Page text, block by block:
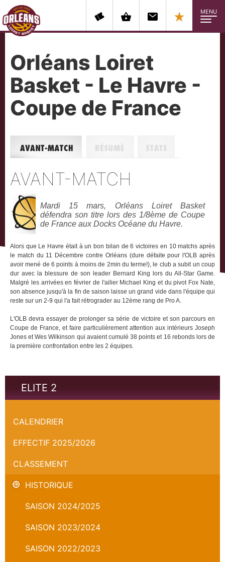
MENU
Orléans Loiret
Basket - Le Havre -
Coupe de France
AVANT-MATCH
Mardi 15 mars, Orléans Loiret Basket
défendra son titre lors des 1/8ème de Coupe
de France aux Docks Océane du Havre.
Alors que Le Havre était à un bon bilan de 6 victoires en 10 matchs après
le match du 11 Décembre contre Orléans (dure défaite pour l'OLB après
avoir mené de 6 points à moins de 2min du terme!), le club a subit un coup
dur avec la blessure de son leader Bernard King lors du All-Star Game.
Malgré les arrivées en février de l'ailier Michael King et du pivot Fox Nate,
son absence jusqu'à la fin de saison laisse un grand vide dans l'équipe qui
reste sur un 2-9 qui l'a fait rétrograder au 12ème rang de Pro A.
L'OLB devra essayer de prolonger sa série de victoire et son parcours en
Coupe de France, et faire particulièrement attention aux intérieurs Joseph
Jones et Wes Wilkinson qui avaient cumulé 38 points et 16 rebonds lors de
la première confrontation entre les 2 équipes.
ELITE 2
CALENDRIER
EFFECTIF 2025/2026
CLASSEMENT
HISTORIQUE
SAISON 2024/2025
SAISON 2023/2024
SAISON 2022/2023